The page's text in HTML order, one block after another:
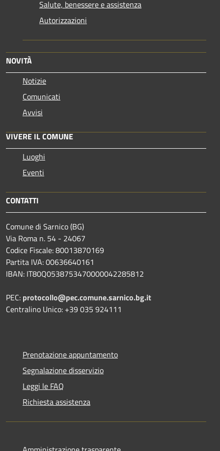
Salute, benessere e assistenza
Autorizzazioni
NOVITÀ
Notizie
Comunicati
Avvisi
VIVERE IL COMUNE
Luoghi
Eventi
CONTATTI
Comune di Sarnico (BG)
Via Roma n. 54 - 24067
Codice Fiscale: 80013870169
Partita IVA: 00636640161
IBAN: IT80Q0538753470000042285812
PEC: protocollo@pec.comune.sarnico.bg.it
Centralino Unico: +39 035 924111
Prenotazione appuntamento
Segnalazione disservizio
Leggi le FAQ
Richiesta assistenza